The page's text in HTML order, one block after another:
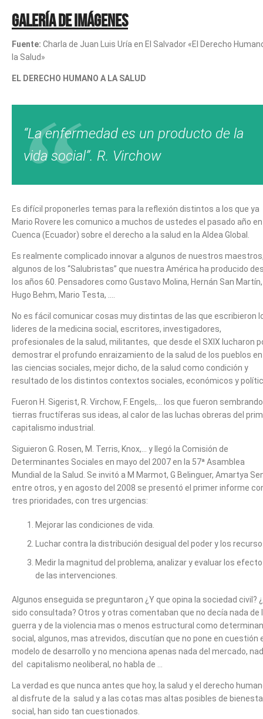
Galería de imágenes
Fuente: Charla de Juan Luis Uría en El Salvador «El Derecho
la Salud»
EL DERECHO HUMANO A LA SALUD
“La enfermedad es un producto de la
vida social”. R. Virchow
Es difícil proponerles temas para la reflexión distintos a los que ya
Mario Rovere les comunico a muchos de ustedes el pasado año
Cuenca (Ecuador) sobre el derecho a la salud en la Aldea Global.
Es realmente complicado innovar a algunos de nuestros
algunos de los “Salubristas” que nuestra América ha producido
los años 60. Pensadores como Gustavo Molina, Hernán San Martín,
Hugo Behm, Mario Testa, ….
No es fácil comunicar cosas muy distintas de las que escribieron
lideres de la medicina social, escritores, investigadores,
profesionales de la salud, militantes, que desde el SXIX lucharon
demostrar el profundo enraizamiento de la salud de los pueblos en
las ciencias sociales, mejor dicho, de la salud como condición y
resultado de los distintos contextos sociales, económicos y
Fueron H. Sigerist, R. Virchow, F. Engels,… los que fueron
tierras fructíferas sus ideas, al calor de las luchas obreras del
capitalismo industrial.
Siguieron G. Rosen, M. Terris, Knox,… y llegó la Comisión de
Determinantes Sociales en mayo del 2007 en la 57ª Asamblea
Mundial de la Salud. Se invitó a M Marmot, G Belinguer, Amartya
entre otros, y en agosto del 2008 se presentó el primer informe
tres prioridades, con tres urgencias:
Mejorar las condiciones de vida.
Luchar contra la distribución desigual del poder y los
Medir la magnitud del problema, analizar y evaluar los
de las intervenciones.
Algunos enseguida se preguntaron ¿Y que opina la sociedad civil?
sido consultada? Otros y otras comentaban que no decía nada de
guerra y de la violencia mas o menos estructural como
social, algunos, mas atrevidos, discutían que no pone en cuestión
modelo de desarrollo y no menciona apenas nada del mercado,
del capitalismo neoliberal, no habla de …
La verdad es que nunca antes que hoy, la salud y el derecho
al disfrute de la salud y a las cotas mas altas posibles de
social, han sido tan cuestionados.